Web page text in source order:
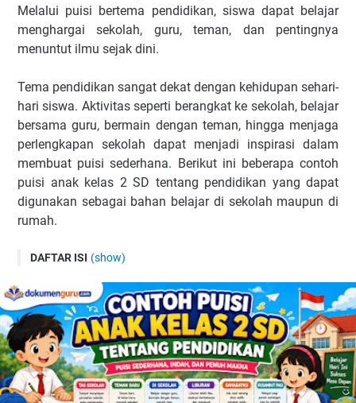
Melalui puisi bertema pendidikan, siswa dapat belajar
menghargai sekolah, guru, teman, dan pentingnya
menuntut ilmu sejak dini.
Tema pendidikan sangat dekat dengan kehidupan sehari-
hari siswa. Aktivitas seperti berangkat ke sekolah, belajar
bersama guru, bermain dengan teman, hingga menjaga
perlengkapan sekolah dapat menjadi inspirasi dalam
membuat puisi sederhana. Berikut ini beberapa contoh
puisi anak kelas 2 SD tentang pendidikan yang dapat
digunakan sebagai bahan belajar di sekolah maupun di
rumah.
DAFTAR ISI (show)
Contoh Puisi Anak Kelas 2 SD Tentang Pendidikan
Tas Sekolah
Teman Baru
Di Sekolah
Liburan Telah Tiba
Sahabatku